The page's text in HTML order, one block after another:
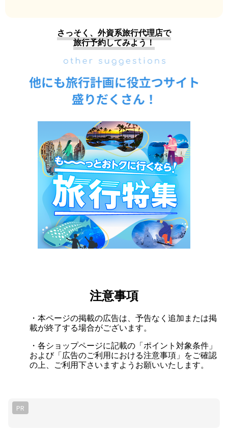
さっそく、外資系旅行代理店で
旅行予約してみよう！
注意事項
・本ページの掲載の広告は、予告なく追加または掲
載が終了する場合がございます。
・各ショップページに記載の「ポイント対象条件」
および「広告のご利用における注意事項」をご確認
の上、ご利用下さいますようお願いいたします。
PR